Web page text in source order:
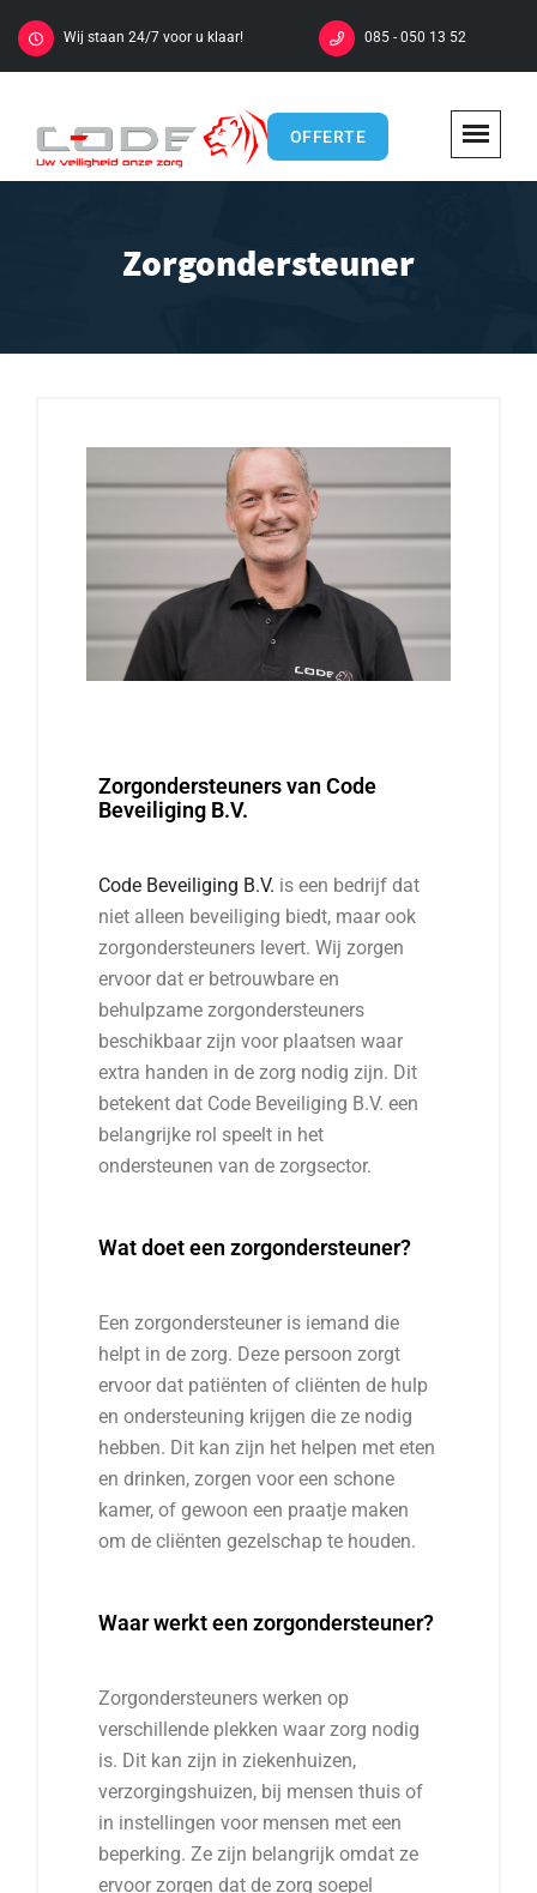
085 - 050 13 52
Wij staan 24/7 voor u klaar!
OFFERTE
Zorgondersteuner
Zorgondersteuners van Code
Beveiliging B.V.
Code Beveiliging B.V. is een bedrijf dat
niet alleen beveiliging biedt, maar ook
zorgondersteuners levert. Wij zorgen
ervoor dat er betrouwbare en
behulpzame zorgondersteuners
beschikbaar zijn voor plaatsen waar
extra handen in de zorg nodig zijn. Dit
betekent dat Code Beveiliging B.V. een
belangrijke rol speelt in het
ondersteunen van de zorgsector.
Wat doet een zorgondersteuner?
Een zorgondersteuner is iemand die
helpt in de zorg. Deze persoon zorgt
ervoor dat patiënten of cliënten de hulp
en ondersteuning krijgen die ze nodig
hebben. Dit kan zijn het helpen met eten
en drinken, zorgen voor een schone
kamer, of gewoon een praatje maken
om de cliënten gezelschap te houden.
Waar werkt een zorgondersteuner?
Zorgondersteuners werken op
verschillende plekken waar zorg nodig
is. Dit kan zijn in ziekenhuizen,
verzorgingshuizen, bij mensen thuis of
in instellingen voor mensen met een
beperking. Ze zijn belangrijk omdat ze
ervoor zorgen dat de zorg soepel